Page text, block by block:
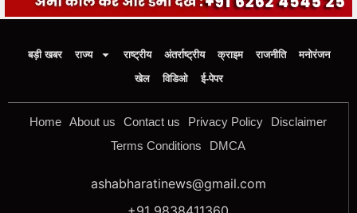
बड़ी खबर राज्य राष्ट्रीय अंतर्राष्ट्रीय क्राइम राजनीति
मनोरंजन
खेल
विडिओ ई-पेपर
Home About us Contact us Privacy Policy
Disclaimer
Terms Conditions
DMCA
ashabharatinews@gmail.com